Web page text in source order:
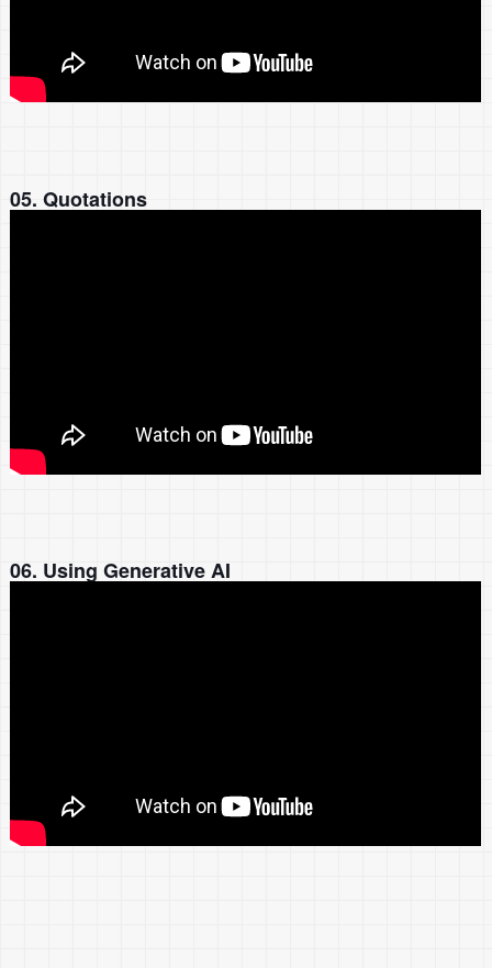
05. Quotations
06. Using Generative AI